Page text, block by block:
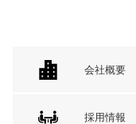
会社概要
採用情報